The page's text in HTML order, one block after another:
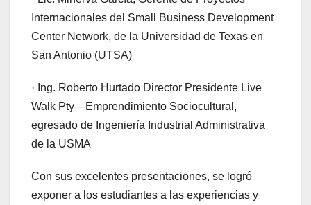
Internacionales del Small Business Development
Center Network, de la Universidad de Texas en
San Antonio (UTSA)
· Ing. Roberto Hurtado Director Presidente Live
Walk Pty—Emprendimiento Sociocultural,
egresado de Ingeniería Industrial Administrativa
de la USMA
Con sus excelentes presentaciones, se logró
exponer a los estudiantes a las experiencias y